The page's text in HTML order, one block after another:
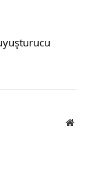
Website